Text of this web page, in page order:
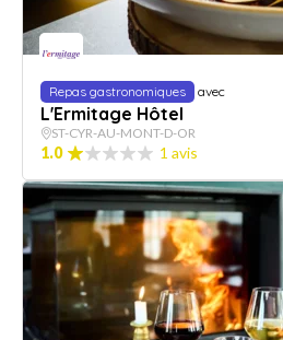
Repas gastronomiques avec
L'Ermitage Hôtel
ST-CYR-AU-MONT-D-OR
1.0 1 avis